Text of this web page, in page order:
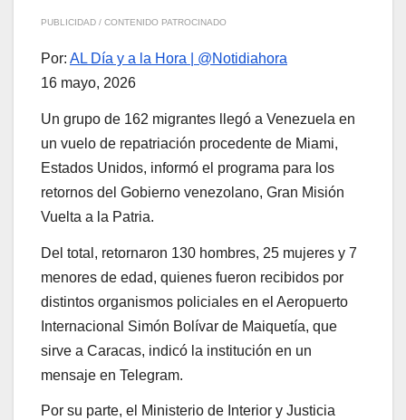
PUBLICIDAD / CONTENIDO PATROCINADO
Por: AL Día y a la Hora | @Notidiahora
16 mayo, 2026
Un grupo de 162 migrantes llegó a Venezuela en
un vuelo de repatriación procedente de Miami,
Estados Unidos, informó el programa para los
retornos del Gobierno venezolano, Gran Misión
Vuelta a la Patria.
Del total, retornaron 130 hombres, 25 mujeres y 7
menores de edad, quienes fueron recibidos por
distintos organismos policiales en el Aeropuerto
Internacional Simón Bolívar de Maiquetía, que
sirve a Caracas, indicó la institución en un
mensaje en Telegram.
Por su parte, el Ministerio de Interior y Justicia